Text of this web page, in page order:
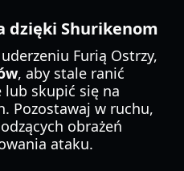
dzięki Shurikenom
Furią Ostrzy,
, aby stale ranić
lub skupić się na
Pozostawaj w ruchu,
obrażeń
ataku.